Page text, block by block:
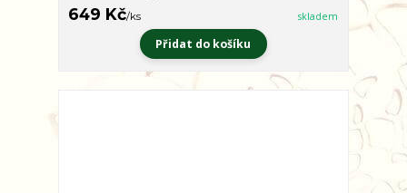
649 Kč/ks skladem
Přidat do košíku